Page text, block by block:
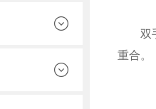
双手
重合。